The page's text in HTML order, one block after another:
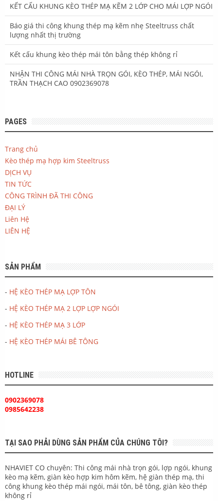
KẾT CẤU KHUNG KÈO THÉP MẠ KẼM 2 LỚP CHO MÁI LỢP NGÓI
Báo giá thi công khung thép mạ kẽm nhẹ Steeltruss chất
lượng nhất thị trường
Kết cấu khung kèo thép mái tôn bằng thép không rỉ
NHẬN THI CÔNG MÁI NHÀ TRỌN GÓI, KÈO THÉP, MÁI NGÓI,
TRẦN THẠCH CAO 0902369078
PAGES
Trang chủ
Kèo thép mạ hợp kim Steeltruss
DỊCH VỤ
TIN TỨC
CÔNG TRÌNH ĐÃ THI CÔNG
ĐẠI LÝ
Liên Hệ
LIÊN HỆ
SẢN PHẨM
- HỆ KÈO THÉP MẠ LỢP TÔN
- HỆ KÈO THÉP MẠ 2 LỢP LỢP NGÓI
- HỆ KÈO THÉP MẠ 3 LỚP
- HỆ KÈO THÉP MÁI BÊ TÔNG
HOTLINE
0902369078
0985642238
TẠI SAO PHẢI DÙNG SẢN PHẨM CỦA CHÚNG TÔI?
NHAVIET CO chuyên: Thi công mái nhà trọn gói, lợp ngói, khung
kèo mạ kẽm, giàn kèo hợp kim hôm kẽm, hệ giàn thép mạ, thi
công khung kèo thép mái ngói, mái tôn, bê tông, giàn kèo thép
không rỉ